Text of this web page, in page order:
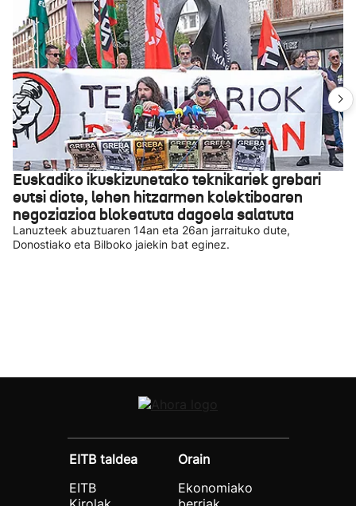
Euskadiko ikuskizunetako teknikariek grebari
eutsi diote, lehen hitzarmen kolektiboaren
negoziazioa blokeatuta dagoela salatuta
Lanuzteek abuztuaren 14an eta 26an jarraituko dute,
Donostiako eta Bilboko jaiekin bat eginez.
EITB taldea
EITB
Orain
Ekonomiako